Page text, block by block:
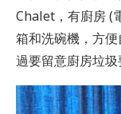
Chalet，有廚房 (
箱和洗碗機，方
過要留意廚房垃圾